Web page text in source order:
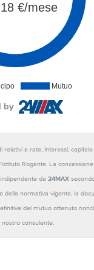
Mutuo
€/mese
by
relativi a rate, interessi,
Rogante. La
da 24MAX
della normativa vigente, la
del mutuo ottenuto
consulente.